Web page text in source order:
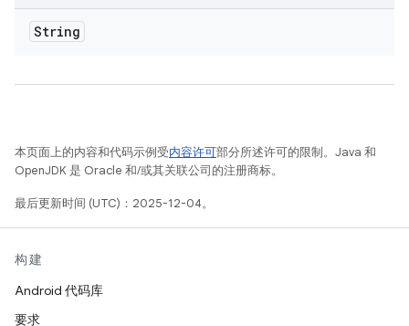
String
本页面上的内容和代码示例受内容许可部分所述许可的限制。Java 和
OpenJDK 是 Oracle 和/或其关联公司的注册商标。
最后更新时间 (UTC)：2025-12-04。
构建
Android 代码库
要求